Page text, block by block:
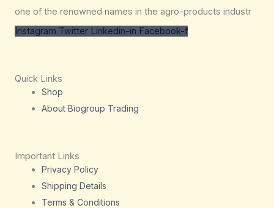
one of the renowned names in the agro-products industr
Instagram Twitter Linkedin-in Facebook-f
Quick Links
Shop
About Biogroup Trading
Important Links
Privacy Policy
Shipping Details
Terms & Conditions